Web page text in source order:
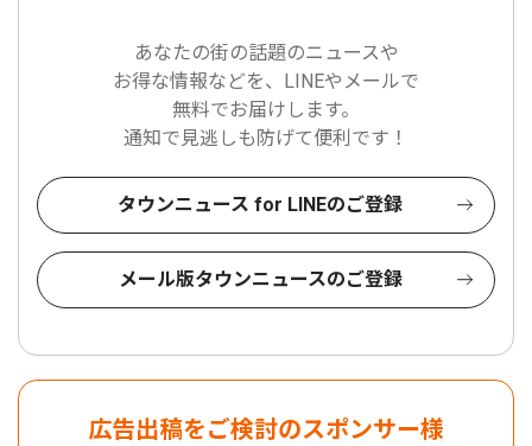
あなたの街の話題のニュースや
お得な情報などを、LINEやメールで
無料でお届けします。
通知で見逃しも防げて便利です！
タウンニュース for LINEのご登録
メール版タウンニュースのご登録
広告出稿をご検討のスポンサー様